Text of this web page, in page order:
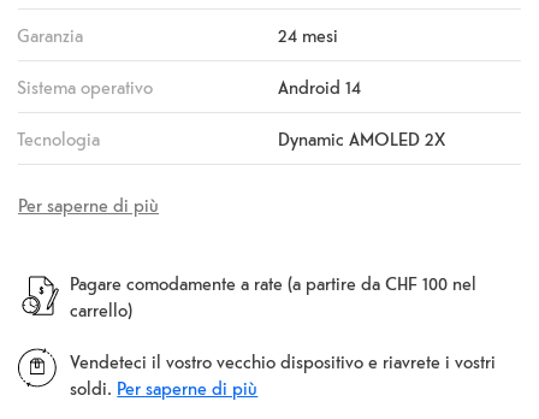
Garanzia 24 mesi
Sistema operativo Android 14
Tecnologia Dynamic AMOLED 2X
Per saperne di più
Pagare comodamente a rate (a partire da CHF 100 nel
carrello)
Vendeteci il vostro vecchio dispositivo e riavrete i vostri
soldi. Per saperne di più